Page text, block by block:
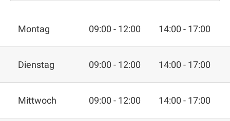
Montag 09:00 - 12:00 14:00 - 17:00
Dienstag 09:00 - 12:00 14:00 - 17:00
Mittwoch 09:00 - 12:00 14:00 - 17:00